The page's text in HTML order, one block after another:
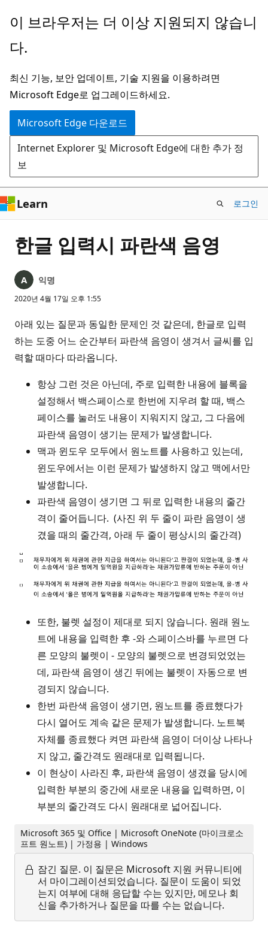
주
콘
츠
로
건
너
뛰
기
이 브라우저는 더 이상 지원되지 않습니
다.
최신 기능, 보안 업데이트, 기술 지원을 이용하려면
Microsoft Edge로 업그레이드하세요.
Microsoft Edge 다운로드
Internet Explorer 및 Microsoft Edge에 대한 추가 정
보
Learn 로그인
한글 입력시 파란색 음영
익명
2020년 4월 17일 오후 1:55
아래 있는 질문과 동일한 문제인 것 같은데, 한글로 입력
하는 도중 어느 순간부터 파란색 음영이 생겨서 글씨를 입
력할 때마다 따라옵니다.
항상 그런 것은 아닌데, 주로 입력한 내용에 블록을
설정해서 백스페이스로 한번에 지우려 할 때, 백스
페이스를 눌러도 내용이 지워지지 않고, 그 다음에
파란색 음영이 생기는 문제가 발생합니다.
맥과 윈도우 모두에서 원노트를 사용하고 있는데,
윈도우에서는 이런 문제가 발생하지 않고 맥에서만
발생합니다.
파란색 음영이 생기면 그 뒤로 입력한 내용의 줄간
격이 줄어듭니다. (사진 위 두 줄이 파란 음영이 생
겼을 때의 줄간격, 아래 두 줄이 평상시의 줄간격)
또한, 불렛 설정이 제대로 되지 않습니다. 원래 원노
트에 내용을 입력한 후 -와 스페이스바를 누르면 다
른 모양의 불렛이 - 모양의 불렛으로 변경되었었는
데, 파란색 음영이 생긴 뒤에는 불렛이 자동으로 변
경되지 않습니다.
한번 파란색 음영이 생기면, 원노트를 종료했다가
다시 열어도 계속 같은 문제가 발생합니다. 노트북
자체를 종료했다 켜면 파란색 음영이 더이상 나타나
지 않고, 줄간격도 원래대로 입력됩니다.
이 현상이 사라진 후, 파란색 음영이 생겼을 당시에
입력한 부분의 중간에 새로운 내용을 입력하면, 이
부분의 줄간격도 다시 원래대로 넓어집니다.
Microsoft 365 및 Office | Microsoft OneNote (마이크로소
프트 원노트) | 가정용 | Windows
잠긴 질문. 이 질문은 Microsoft 지원 커뮤니티에
서 마이그레이션되었습니다. 질문이 도움이 되었
는지 여부에 대해 응답할 수는 있지만, 메모나 회
신을 추가하거나 질문을 따를 수는 없습니다.